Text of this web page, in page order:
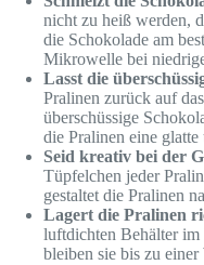
nicht zu heiß werden,
die Schokolade am
Mikrowelle bei
Lasst die
Pralinen zurück auf
überschüssige
die Pralinen eine
Seid kreativ bei der
Tüpfelchen jeder
gestaltet die Pralinen
Lagert die Pralinen
luftdichten Behälter
bleiben sie bis zu